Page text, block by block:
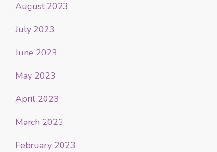
August 2023
July 2023
June 2023
May 2023
April 2023
March 2023
February 2023